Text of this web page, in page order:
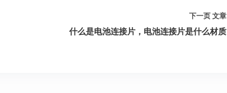
下一页 文章
什么是电池连接片，电池连接片是什么材质